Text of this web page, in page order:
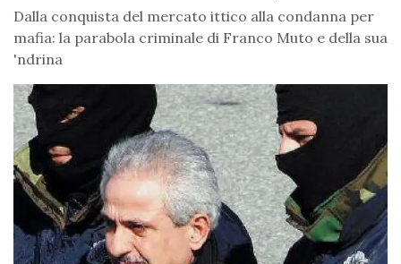
Dalla conquista del mercato ittico alla condanna per
mafia: la parabola criminale di Franco Muto e della sua
'ndrina